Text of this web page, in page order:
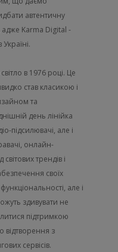
автентичну
адже Karma Digital -
в 1976 році. Це
став класикою і
та
день лінійка
підсилювачі, але і
онлайн-
трендів і
своїх
але і
здивувати не
підтримкою
відтворення з
сервісів.